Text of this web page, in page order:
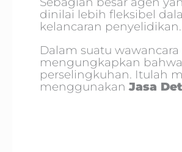
dinilai lebih fleksibel
kelancaran penyelidikan.
Dalam suatu
mengungkapkan
perselingkuhan. Itulah
menggunakanJasa